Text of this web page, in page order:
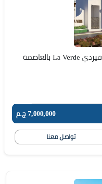
قسط على 7 سنوات في كمبوند لافيردي La Verde بالعاصمة
7,000,000 ج.م
تواصل معنا